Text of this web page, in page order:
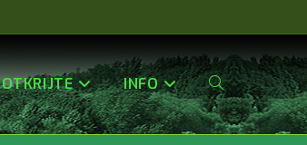
OTKRIJTE INFO Uključi/isključi